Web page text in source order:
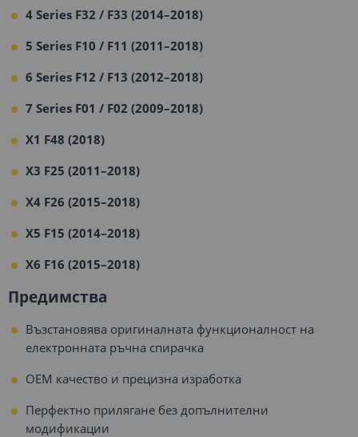
4 Series F32 / F33 (2014–2018)
5 Series F10 / F11 (2011–2018)
6 Series F12 / F13 (2012–2018)
7 Series F01 / F02 (2009–2018)
X1 F48 (2018)
X3 F25 (2011–2018)
X4 F26 (2015–2018)
X5 F15 (2014–2018)
X6 F16 (2015–2018)
Предимства
Възстановява оригиналната функционалност на
електронната ръчна спирачка
OEM качество и прецизна изработка
Перфектно прилягане без допълнителни
модификации